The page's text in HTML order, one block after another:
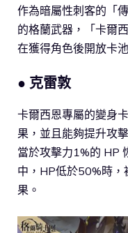
作為暗屬性刺客的「
的格蘭武器，「卡爾
在獲得角色後開放卡池
● 克雷敦
卡爾西恩專屬的變身
果，並且能夠提升攻
當於攻擊力1%的 HP
中，HP低於50%時
果。